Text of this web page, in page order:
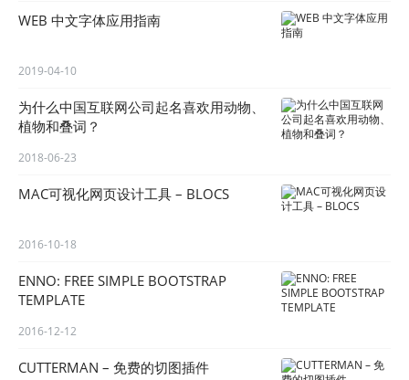
WEB 中文字体应用指南
2019-04-10
为什么中国互联网公司起名喜欢用动物、
植物和叠词？
2018-06-23
MAC可视化网页设计工具 – BLOCS
2016-10-18
ENNO: FREE SIMPLE BOOTSTRAP
TEMPLATE
2016-12-12
CUTTERMAN – 免费的切图插件